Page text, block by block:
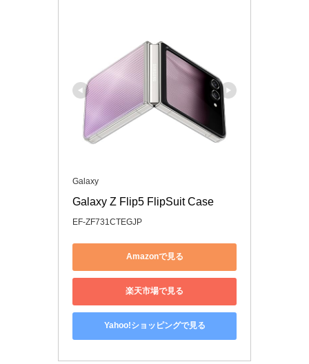
Galaxy
Galaxy Z Flip5 FlipSuit Case
EF-ZF731CTEGJP
Amazonで見る
楽天市場で見る
Yahoo!ショッピングで見る